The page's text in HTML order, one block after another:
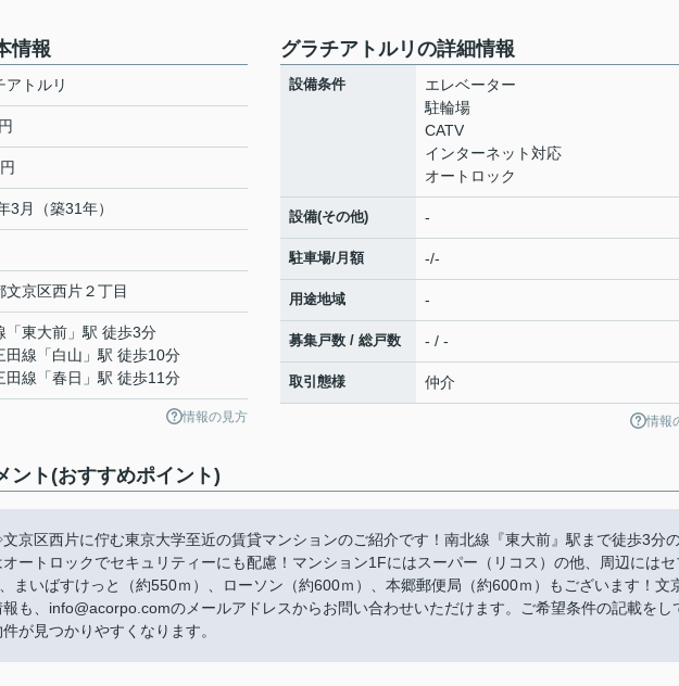
情報
アトルリ
3月（築31年）
文京区西片２丁目
「東大前 」駅 徒歩3分
田線 「白山 」駅 徒歩10分
田線 「春日 」駅 徒歩11分
情報の見方
グラチアトルリの詳細情報
設備条件
エレベーター
駐輪場
CATV
インターネット対応
オートロック
設備(その他) -
駐車場/月額 -/-
用途地域 -
募集戸数 / 総戸数 - / -
取引態様 仲介
情報
ント(おすすめポイント)
区西片に佇む東京大学至近の賃貸マンションのご紹介です！南北線『東大前』駅まで徒歩3分
ートロックでセキュリティーにも配慮！マンション1Fにはスーパー（リコス）の他、周辺にはセ
まいばすけっと（約550ｍ）、ローソン（約600ｍ）、本郷郵便局（約600ｍ）もございます！文
も、info@acorpo.comのメールアドレスからお問い合わせいただけます。ご希望条件の記載をし
が見つかりやすくなります。